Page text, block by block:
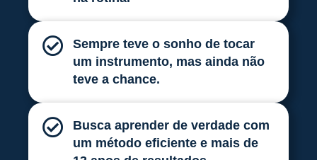
Sempre teve o sonho de tocar
um instrumento, mas ainda não
teve a chance.
Busca aprender de verdade com
um método eficiente e mais de